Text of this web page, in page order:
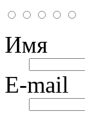
Имя
E-mail